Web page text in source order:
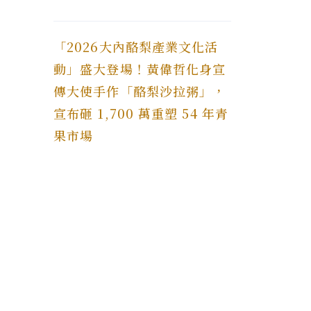
「2026大內酪梨產業文化活
動」盛大登場！黃偉哲化身宣
傳大使手作「酪梨沙拉粥」，
宣布砸 1,700 萬重塑 54 年青
果市場